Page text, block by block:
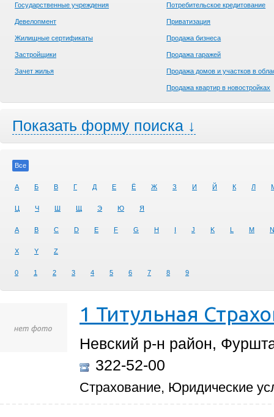
Государственные учреждения
Девелопмент
Жилищные сертификаты
Застройщики
Зачет жилья
Потребительское кредитование
Приватизация
Продажа бизнеса
Продажа гаражей
Продажа домов и участков в
Продажа квартир в новостройках
Показать форму поиска ↓
Все
А Б В Г Д Е Ё Ж З И Й К Л
Ц Ч Ш Щ Э Ю Я
A B C D E F G H I J K L M N
X Y Z
0 1 2 3 4 5 6 7 8 9
1 Титульная
Невский р-н район,
322-52-00
Страхование, Юридические